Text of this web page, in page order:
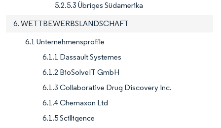
5.2.5.3 Übriges Südamerika
6. WETTBEWERBSLANDSCHAFT
6.1 Unternehmensprofile
6.1.1 Dassault Systemes
6.1.2 BioSolveIT GmbH
6.1.3 Collaborative Drug Discovery Inc.
6.1.4 Chemaxon Ltd
6.1.5 Scilligence